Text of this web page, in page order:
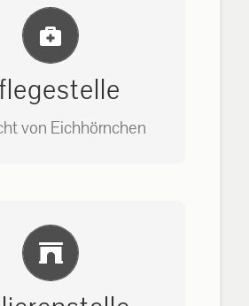
von Eichhörnchen
und Infos
0162-7909946
und Infos